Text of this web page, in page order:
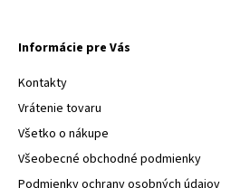
Informácie pre Vás
Kontakty
Vrátenie tovaru
Všetko o nákupe
Všeobecné obchodné podmienky
Podmienky ochrany osobných údajov